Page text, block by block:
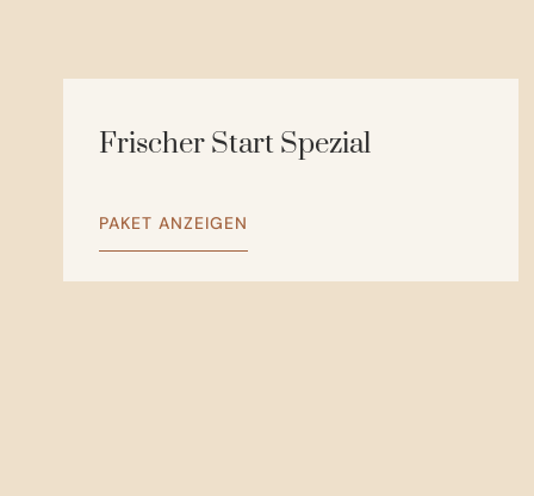
Frischer Start Spezial
PAKET ANZEIGEN